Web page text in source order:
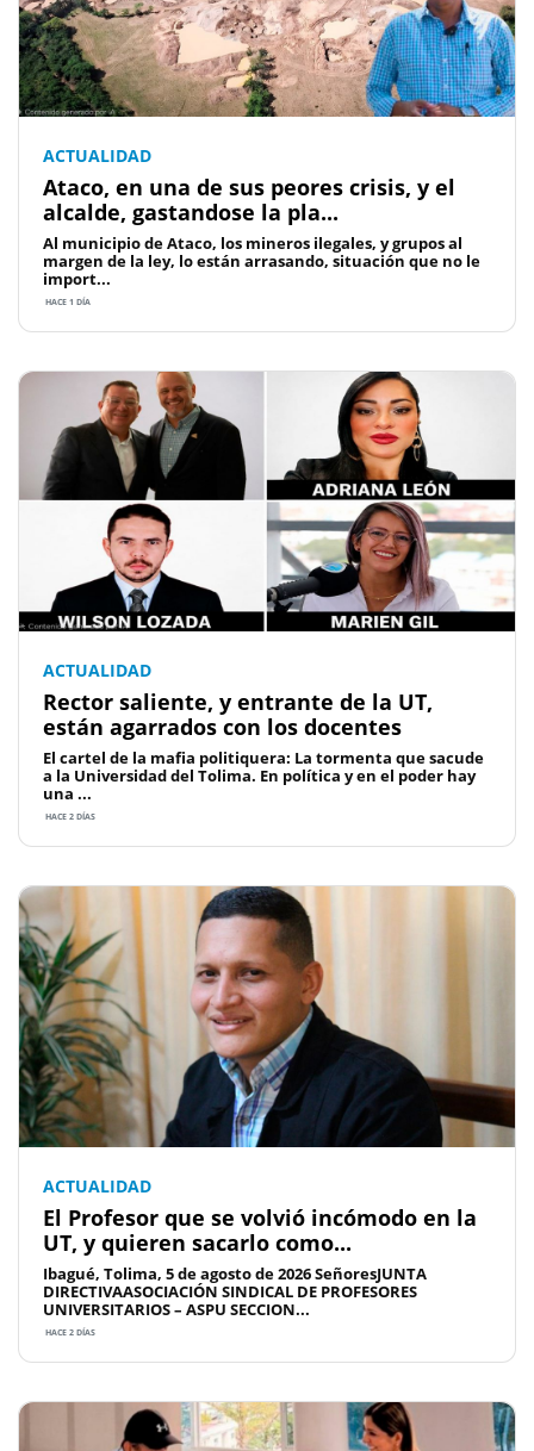
ACTUALIDAD
Ataco, en una de sus peores crisis, y el
alcalde, gastandose la pla...
Al municipio de Ataco, los mineros ilegales, y grupos al
margen de la ley, lo están arrasando, situación que no le
import...
HACE 1 DÍA
ACTUALIDAD
Rector saliente, y entrante de la UT,
están agarrados con los docentes
El cartel de la mafia politiquera: La tormenta que sacude
a la Universidad del Tolima. En política y en el poder hay
una ...
HACE 2 DÍAS
ACTUALIDAD
El Profesor que se volvió incómodo en la
UT, y quieren sacarlo como...
Ibagué, Tolima, 5 de agosto de 2026 SeñoresJUNTA
DIRECTIVAASOCIACIÓN SINDICAL DE PROFESORES
UNIVERSITARIOS – ASPU SECCION...
HACE 2 DÍAS